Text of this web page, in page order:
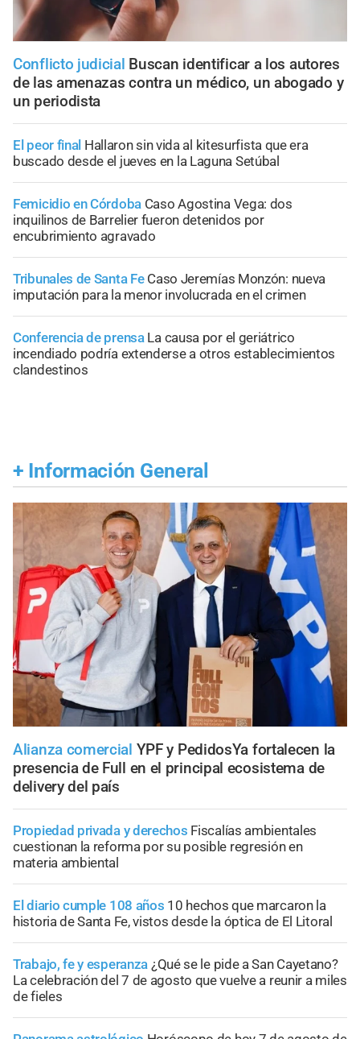
Conflicto judicial Buscan identificar a los autores
de las amenazas contra un médico, un abogado y
un periodista
El peor final Hallaron sin vida al kitesurfista que era
buscado desde el jueves en la Laguna Setúbal
Femicidio en Córdoba Caso Agostina Vega: dos
inquilinos de Barrelier fueron detenidos por
encubrimiento agravado
Tribunales de Santa Fe Caso Jeremías Monzón: nueva
imputación para la menor involucrada en el crimen
Conferencia de prensa La causa por el geriátrico
incendiado podría extenderse a otros establecimientos
clandestinos
+ Información General
Alianza comercial YPF y PedidosYa fortalecen la
presencia de Full en el principal ecosistema de
delivery del país
Propiedad privada y derechos Fiscalías ambientales
cuestionan la reforma por su posible regresión en
materia ambiental
El diario cumple 108 años 10 hechos que marcaron la
historia de Santa Fe, vistos desde la óptica de El Litoral
Trabajo, fe y esperanza ¿Qué se le pide a San Cayetano?
La celebración del 7 de agosto que vuelve a reunir a miles
de fieles